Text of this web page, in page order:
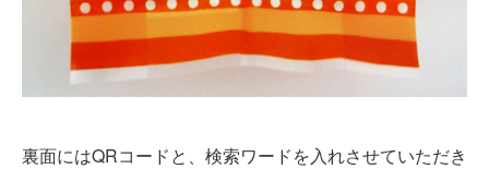
裏面にはQRコードと、検索ワードを入れさせていただき